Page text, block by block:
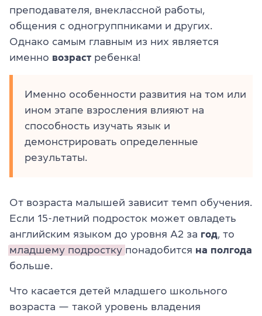
преподавателя, внеклассной работы,
общения с одногруппниками и других.
Однако самым главным из них является
именно возраст ребенка!
Именно особенности развития на том или
ином этапе взросления влияют на
способность изучать язык и
демонстрировать определенные
результаты.
От возраста малышей зависит темп обучения.
Если 15-летний подросток может овладеть
английским языком до уровня А2 за год , то
младшему подростку понадобится на полгода
больше.
Что касается детей младшего школьного
возраста — такой уровень владения